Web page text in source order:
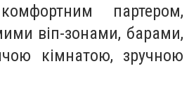
партером,
віп-зонами, барами,
кімнатою, зручною